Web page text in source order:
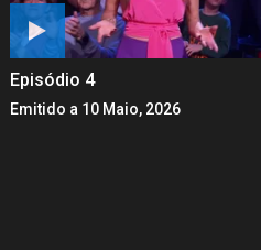
Episódio 4
Emitido a 10 Maio, 2026